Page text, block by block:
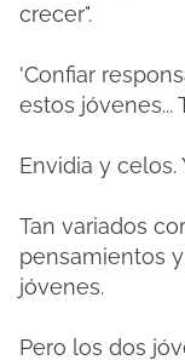
crecer".
'Confiar
estos jóvenes...
Envidia y celos.
Tan variados
pensamientos
jóvenes.
Pero los dos